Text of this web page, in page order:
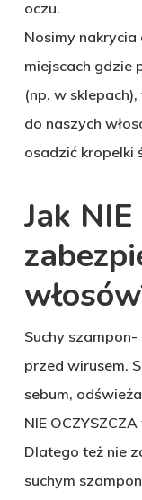
oczu.
Nosimy
miejscach gdzie
(np. w
do naszych
osadzić kropelki
Jak
Suchy szampon-
przed wirusem.
sebum,
NIE
Dlatego też nie
suchym